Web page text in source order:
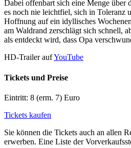
Dabei offenbart sich eine Menge über
es noch nie leichtfiel, sich in Toleranz
Hoffnung auf ein idyllisches
am Waldrand zerschlägt sich schnell,
als entdeckt wird, dass Opa
HD-Trailer aufYouTube
Tickets und Preise
Eintritt: 8 (erm. 7) Euro
Tickets kaufen
Sie können die Tickets auch an allen
erwerben. Eine Liste der